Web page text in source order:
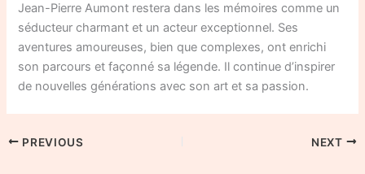
Jean-Pierre Aumont restera dans les mémoires comme un
séducteur charmant et un acteur exceptionnel. Ses
aventures amoureuses, bien que complexes, ont enrichi
son parcours et façonné sa légende. Il continue d’inspirer
de nouvelles générations avec son art et sa passion.
PREVIOUS NEXT